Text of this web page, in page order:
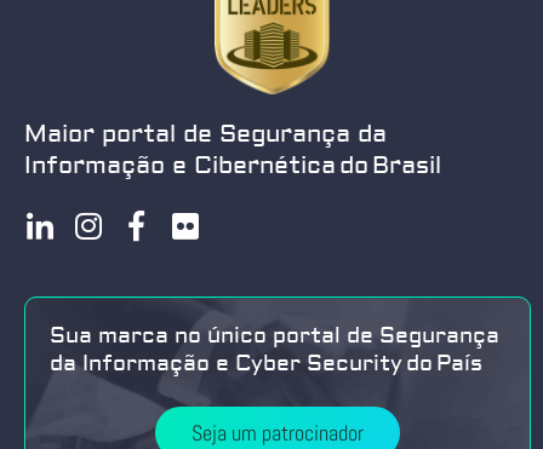
Maior portal de Segurança da
Informação e Cibernética do Brasil
Sua marca no único portal de Segurança
da Informação e Cyber Security do País
Seja um patrocinador